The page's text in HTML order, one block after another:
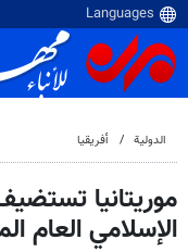
الدولية أفريقيا
موريتانيا
الإسلامي العام